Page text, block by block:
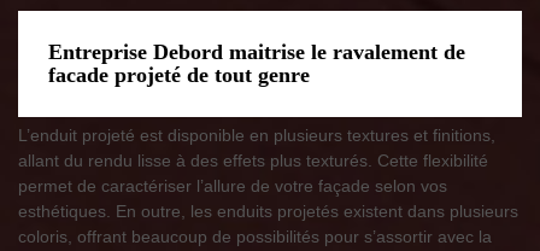
Entreprise Debord maitrise le ravalement de
facade projeté de tout genre
L’enduit projeté est disponible en plusieurs textures et finitions,
allant du rendu lisse à des effets plus texturés. Cette flexibilité
permet de caractériser l’allure de votre façade selon vos
esthétiques. En outre, les enduits projetés existent dans plusieurs
coloris, offrant beaucoup de possibilités pour s’assortir avec la